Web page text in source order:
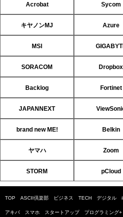
Acrobat Sycom
キヤノンMJ Azure
MSI
SORACOM Dropbox
Backlog Fortinet
JAPANNEXT
brand new ME! Belkin
ヤマハ Zoom
STORM pCloud
TOP ASCII倶楽部 ビジネス TECH デジタル
アキバ スマホ スタートアップ プログラミング+